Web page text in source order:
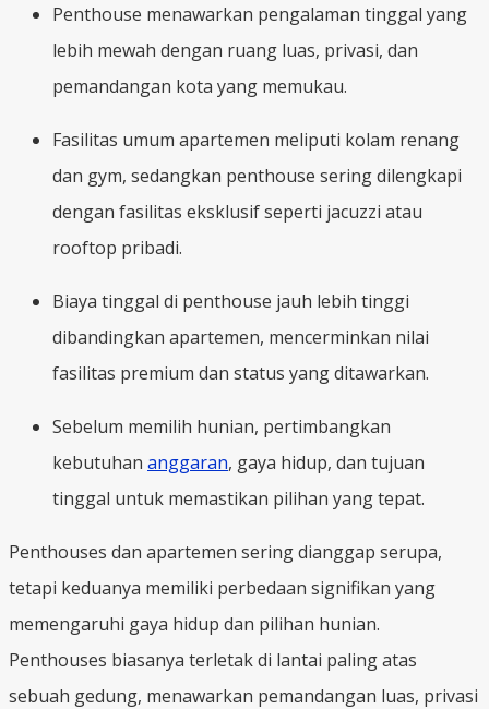
Penthouse menawarkan pengalaman tinggal yang
lebih mewah dengan ruang luas, privasi, dan
pemandangan kota yang memukau.
Fasilitas umum apartemen meliputi kolam renang
dan gym, sedangkan penthouse sering dilengkapi
dengan fasilitas eksklusif seperti jacuzzi atau
rooftop pribadi.
Biaya tinggal di penthouse jauh lebih tinggi
dibandingkan apartemen, mencerminkan nilai
fasilitas premium dan status yang ditawarkan.
Sebelum memilih hunian, pertimbangkan
kebutuhan anggaran, gaya hidup, dan tujuan
tinggal untuk memastikan pilihan yang tepat.
Penthouses dan apartemen sering dianggap serupa,
tetapi keduanya memiliki perbedaan signifikan yang
memengaruhi gaya hidup dan pilihan hunian.
Penthouses biasanya terletak di lantai paling atas
sebuah gedung, menawarkan pemandangan luas, privasi